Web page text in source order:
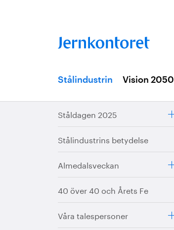
Stålindustrin Vision 2050
Ståldagen 2025
Stålindustrins betydelse
Almedalsveckan
40 över 40 och Årets Fe
Våra talespersoner